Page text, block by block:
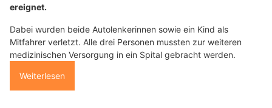
ereignet.
Dabei wurden beide Autolenkerinnen sowie ein Kind als
Mitfahrer verletzt. Alle drei Personen mussten zur weiteren
medizinischen Versorgung in ein Spital gebracht werden.
Weiterlesen